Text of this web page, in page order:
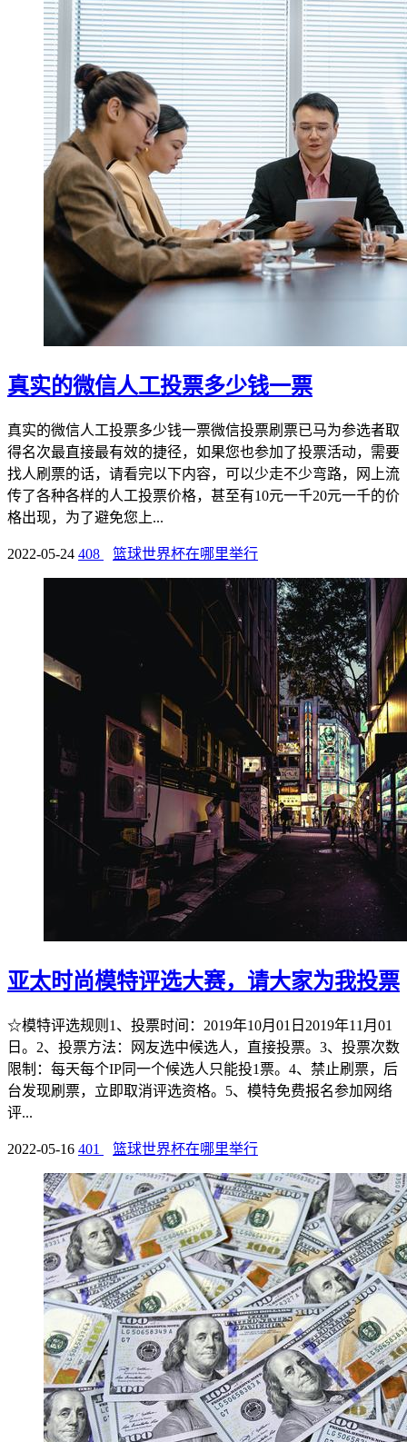
真实的微信人工投票多少钱一票
真实的微信人工投票多少钱一票微信投票刷票已马为参选者取
得名次最直接最有效的捷径，如果您也参加了投票活动，需要
找人刷票的话，请看完以下内容，可以少走不少弯路，网上流
传了各种各样的人工投票价格，甚至有10元一千20元一千的价
格出现，为了避免您上...
2022-05-24 408 篮球世界杯在哪里举行
亚太时尚模特评选大赛，请大家为我投票
☆模特评选规则1、投票时间：2019年10月01日2019年11月01
日。2、投票方法：网友选中候选人，直接投票。3、投票次数
限制：每天每个IP同一个候选人只能投1票。4、禁止刷票，后
台发现刷票，立即取消评选资格。5、模特免费报名参加网络
评...
2022-05-16 401 篮球世界杯在哪里举行